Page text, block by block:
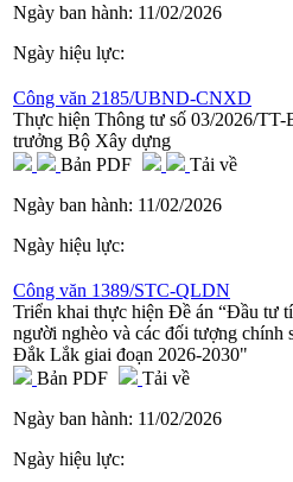
Ngày ban hành: 11/02/2026
Ngày hiệu lực:
Công văn 2185/UBND-CNXD
Thực hiện Thông tư số 03/2026/
trưởng Bộ Xây dựng
Bản PDF
Tải về
Ngày ban hành: 11/02/2026
Ngày hiệu lực:
Công văn 1389/STC-QLDN
Triển khai thực hiện Đề án “Đầu tư
người nghèo và các đối tượng chính
Đắk Lắk giai đoạn 2026-2030"
Bản PDF
Tải về
Ngày ban hành: 11/02/2026
Ngày hiệu lực: